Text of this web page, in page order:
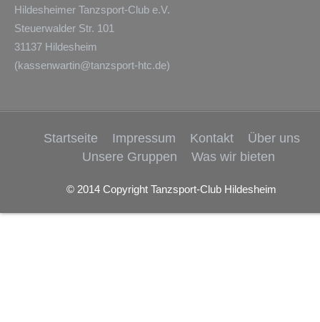
Hildesheimer Tanzsport-Club e.V.
Steuerwalder Str. 101
31137 Hildesheim
(kassenwartin@tanzsport-htc.de)
Startseite Impressum Kontakt
Über uns
Unsere Gruppen
Was wir bieten
© 2014 Copyright Tanzsport-Club Hildesheim